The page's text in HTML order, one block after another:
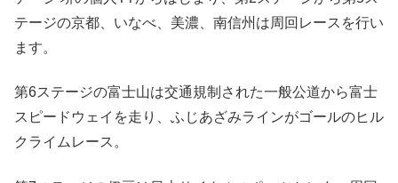
テージの京都、いなべ、美濃、南信州は周回レースを行い
ます。
第6ステージの富士山は交通規制された一般公道から富士
スピードウェイを走り、ふじあざみラインがゴールのヒル
クライムレース。